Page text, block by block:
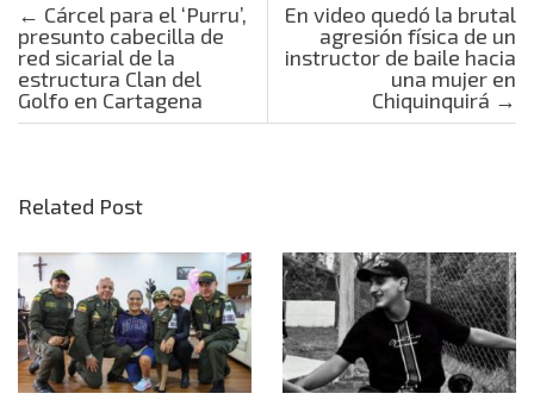
Post navigation
← Cárcel para el ‘Purru’,
presunto cabecilla de
red sicarial de la
estructura Clan del
Golfo en Cartagena
En video quedó la brutal
agresión física de un
instructor de baile hacia
una mujer en
Chiquinquirá →
Related Post